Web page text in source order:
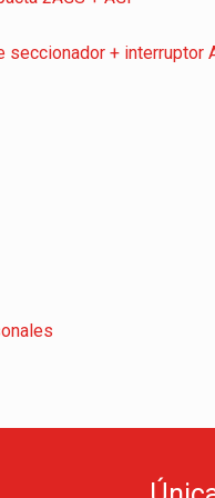
seccionador + interruptor